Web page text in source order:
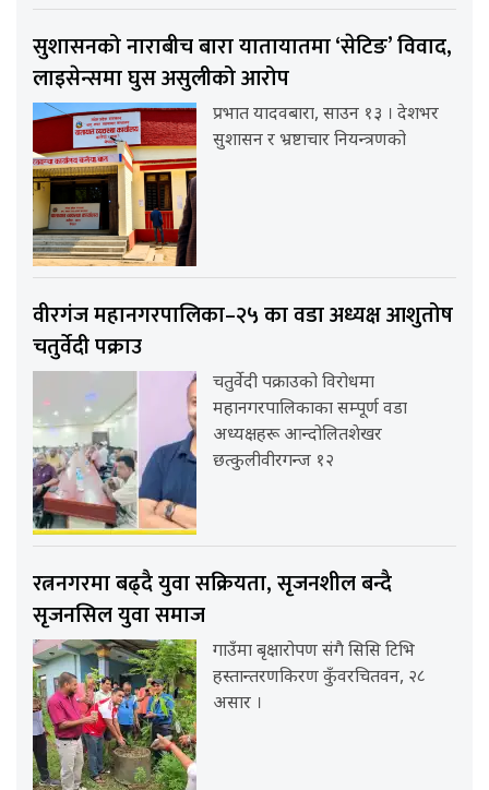
सुशासनको नाराबीच बारा यातायातमा ‘सेटिङ’ विवाद,
लाइसेन्समा घुस असुलीको आरोप
प्रभात यादवबारा, साउन १३ । देशभर
सुशासन र भ्रष्टाचार नियन्त्रणको
वीरगंज महानगरपालिका–२५ का वडा अध्यक्ष आशुतोष
चतुर्वेदी पक्राउ
चतुर्वेदी पक्राउको विरोधमा
महानगरपालिकाका सम्पूर्ण वडा
अध्यक्षहरू आन्दोलितशेखर
छत्कुलीवीरगन्ज १२
रत्ननगरमा बढ्दै युवा सक्रियता, सृजनशील बन्दै
सृजनसिल युवा समाज
गाउँमा बृक्षारोपण संगै सिसि टिभि
हस्तान्तरणकिरण कुँवरचितवन, २८
असार ।